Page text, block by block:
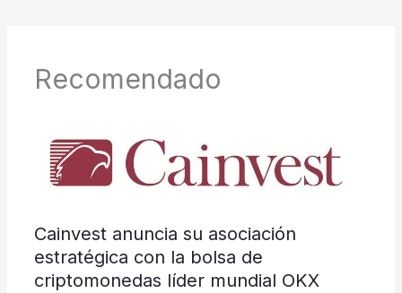
Recomendado
Cainvest anuncia su asociación
estratégica con la bolsa de
criptomonedas líder mundial OKX